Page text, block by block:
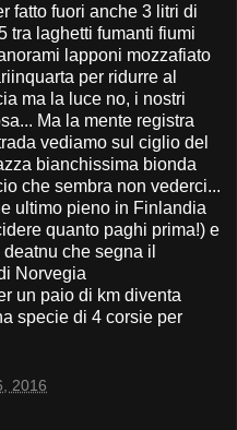
fatto fuori anche 3 litri di
tra laghetti fumanti fiumi
lapponi mozzafiato
per ridurre al
ma la luce no, i nostri
Ma la mente registra
vediamo sul ciglio del
bianchissima bionda
che sembra non vederci...
ultimo pieno in Finlandia
quanto paghi prima!) e
che segna il
Norvegia
un paio di km diventa
specie di 4 corsie per
2016